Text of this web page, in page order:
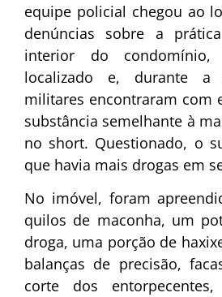
equipe policial chegou ao
denúncias sobre a
interior do
localizado e, durante a
militares encontraram com
substância semelhante à
no short. Questionado, o
que havia mais drogas em
No imóvel, foram
quilos de maconha, um
droga, uma porção de
balanças de precisão,
corte dos